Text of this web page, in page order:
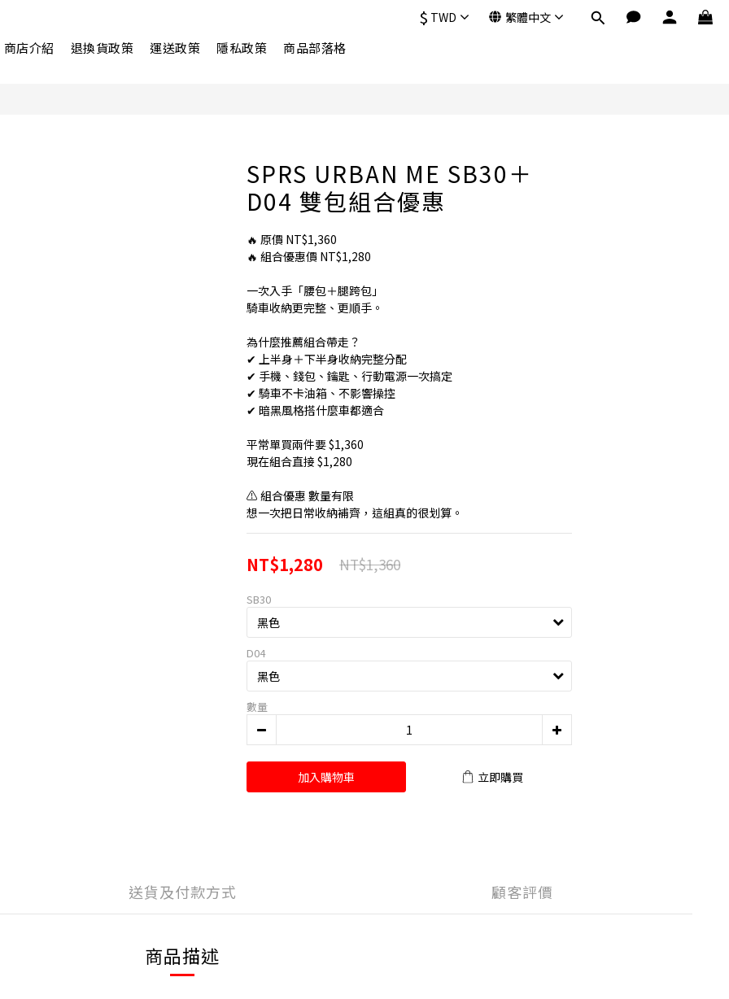
$ TWD 繁體中文
商店介紹 退換貨政策 運送政策 隱私政策 商品部落格
SPRS URBAN ME SB30＋
D04 雙包組合優惠
🔥 原價 NT$1,360
🔥 組合優惠價 NT$1,280
一次入手「腰包＋腿跨包」
騎車收納更完整、更順手。
為什麼推薦組合帶走？
✔ 上半身＋下半身收納完整分配
✔ 手機、錢包、鑰匙、行動電源一次搞定
✔ 騎車不卡油箱、不影響操控
✔ 暗黑風格搭什麼車都適合
平常單買兩件要 $1,360
現在組合直接 $1,280
⚠ 組合優惠 數量有限
想一次把日常收納補齊，這組真的很划算。
NT$1,280 NT$1,360
SB30
D04
數量
加入購物車 立即購買
送貨及付款方式 顧客評價
商品描述
立即購買